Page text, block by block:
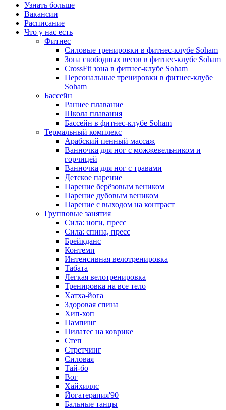
Узнать больше
Вакансии
Расписание
Что у нас есть
Фитнес
Силовые тренировки в фитнес-клубе Soham
Зона свободных весов в фитнес-клубе Soham
CrossFit зона в фитнес-клубе Soham
Персональные тренировки в фитнес-клубе
Soham
Бассейн
Раннее плавание
Школа плавания
Бассейн в фитнес-клубе Soham
Термальный комплекс
Арабский пенный массаж
Ванночка для ног с можжевельником и
горчицей
Ванночка для ног с травами
Детское парение
Парение берёзовым веником
Парение дубовым веником
Парение с выходом на контраст
Групповые занятия
Сила: ноги, пресс
Сила: спина, пресс
Брейкданс
Контемп
Интенсивная велотренировка
Табата
Легкая велотренировка
Тренировка на все тело
Хатха-йога
Здоровая спина
Хип-хоп
Пампинг
Пилатес на коврике
Степ
Стретчинг
Силовая
Тай-бо
Вог
Хайхиллс
Йогатерапия'90
Бальные танцы